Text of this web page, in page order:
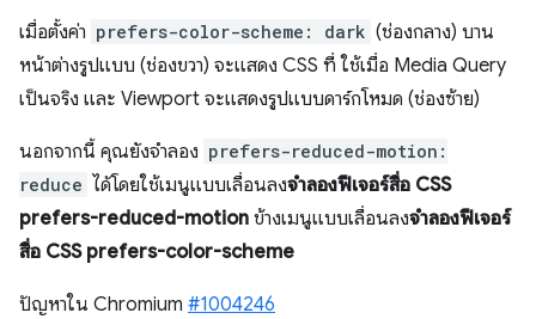
เมื่อตั้งค่า prefers-color-scheme: dark (ช่องกลาง) บาน
หน้าต่างรูปแบบ (ช่องขวา) จะแสดง CSS ที่ ใช้เมื่อ Media Query
เป็นจริง และ Viewport จะแสดงรูปแบบดาร์กโหมด (ช่องซ้าย)
นอกจากนี้ คุณยังจำลอง prefers-reduced-motion:
reduce ได้โดยใช้เมนูแบบเลื่อนลงจำลองฟีเจอร์สื่อ CSS
prefers-reduced-motion ข้างเมนูแบบเลื่อนลงจำลองฟีเจอร์
สื่อ CSS prefers-color-scheme
ปัญหาใน Chromium #1004246